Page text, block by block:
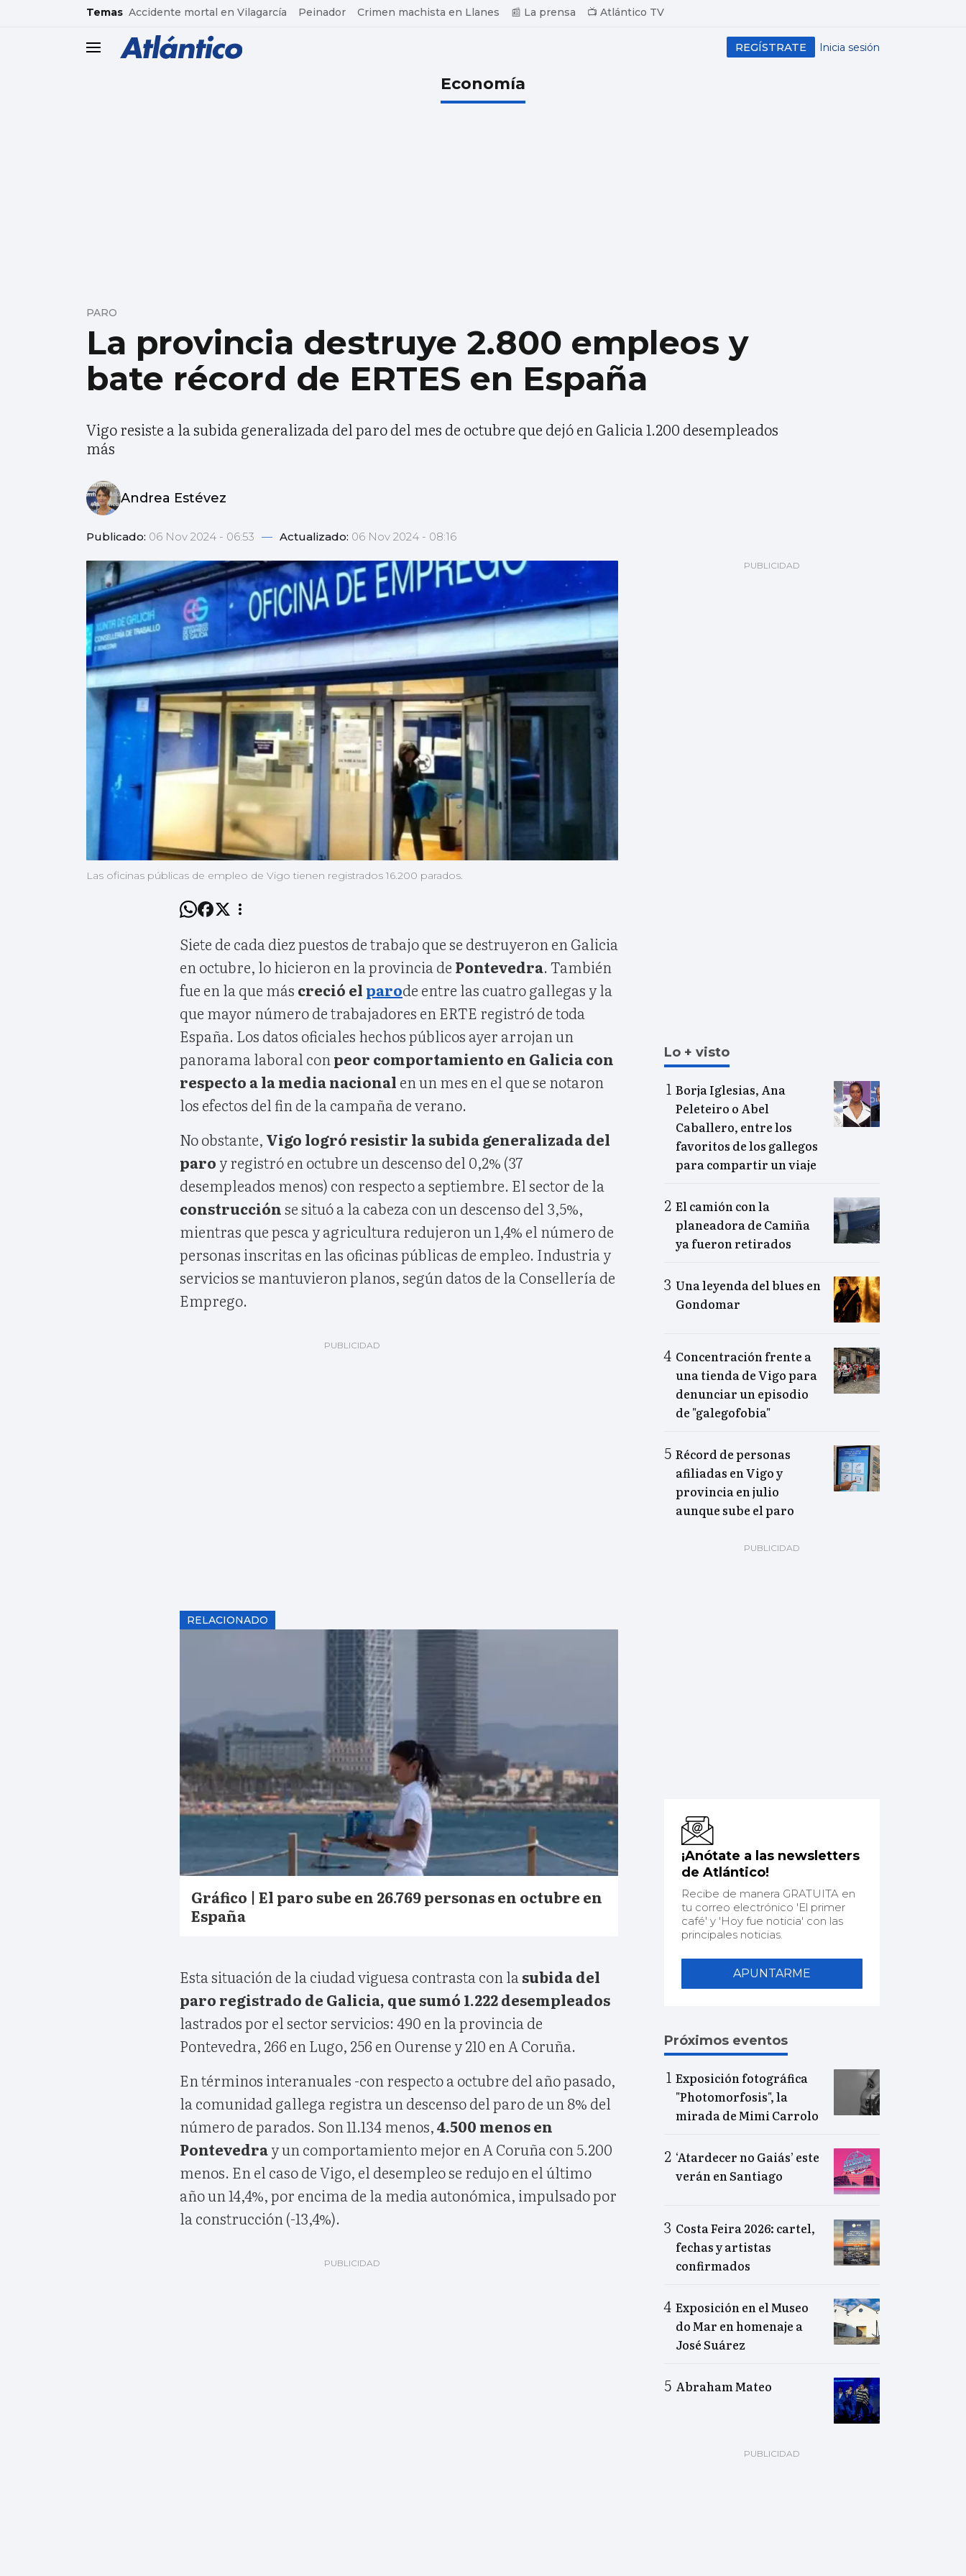
common.go-to-content
Temas Accidente mortal en Vilagarcía Peinador Crimen machista en Llanes 📰 La prensa 📺 Atlántico TV
header.menu.open Inicia sesión
REGÍSTRATE
Economía
La provincia destruye 2.800 empleos y
bate récord de ERTES en España
PARO
Vigo resiste a la subida generalizada del paro del mes de octubre que dejó en Galicia 1.200 desempleados
más
Andrea Estévez
Publicado: 06 Nov 2024 - 06:53 — Actualizado: 06 Nov 2024 - 08:16
Las oficinas públicas de empleo de Vigo tienen registrados 16.200 parados.
Siete de cada diez puestos de trabajo que se destruyeron en Galicia
en octubre, lo hicieron en la provincia de Pontevedra. También
fue en la que más creció el parode entre las cuatro gallegas y la
que mayor número de trabajadores en ERTE registró de toda
España. Los datos oficiales hechos públicos ayer arrojan un
panorama laboral con peor comportamiento en Galicia con
respecto a la media nacional en un mes en el que se notaron
los efectos del fin de la campaña de verano.
No obstante, Vigo logró resistir la subida generalizada del
paro y registró en octubre un descenso del 0,2% (37
desempleados menos) con respecto a septiembre. El sector de la
construcciónse situó a la cabeza con un descenso del 3,5%,
mientras que pesca y agricultura redujeron un 1,4% el número de
personas inscritas en las oficinas públicas de empleo. Industria y
servicios se mantuvieron planos, según datos de la Consellería de
Emprego.
RELACIONADO
Gráfico | El paro sube en 26.769 personas en octubre en
España
Esta situación de la ciudad viguesa contrasta con lasubida del
paro registrado de Galicia, que sumó 1.222 desempleados
lastrados por el sector servicios: 490 en la provincia de
Pontevedra, 266 en Lugo, 256 en Ourense y 210 en A Coruña.
En términos interanuales -con respecto a octubre del año pasado,
la comunidad gallega registra un descenso del paro de un 8% del
número de parados. Son 11.134 menos,4.500 menos en
Pontevedray un comportamiento mejor en A Coruña con 5.200
menos. En el caso de Vigo, el desempleo se redujo en el último
año un 14,4%, por encima de la media autonómica, impulsado por
la construcción (-13,4%).
Lo + visto
Borja Iglesias, Ana
Peleteiro o Abel
Caballero, entre los
favoritos de los gallegos
para compartir un viaje
El camión con la
planeadora de Camiña
ya fueron retirados
Una leyenda del blues en
Gondomar
Concentración frente a
una tienda de Vigo para
denunciar un episodio
de "galegofobia"
Récord de personas
afiliadas en Vigo y
provincia en julio
aunque sube el paro
¡Anótate a las newsletters
de Atlántico!
Recibe de manera GRATUITA en
tu correo electrónico 'El primer
café' y 'Hoy fue noticia' con las
principales noticias.
APUNTARME
Próximos eventos
Exposición fotográfica
"Photomorfosis", la
mirada de Mimi Carrolo
‘Atardecer no Gaiás’ este
verán en Santiago
Costa Feira 2026: cartel,
fechas y artistas
confirmados
Exposición en el Museo
do Mar en homenaje a
José Suárez
Abraham Mateo